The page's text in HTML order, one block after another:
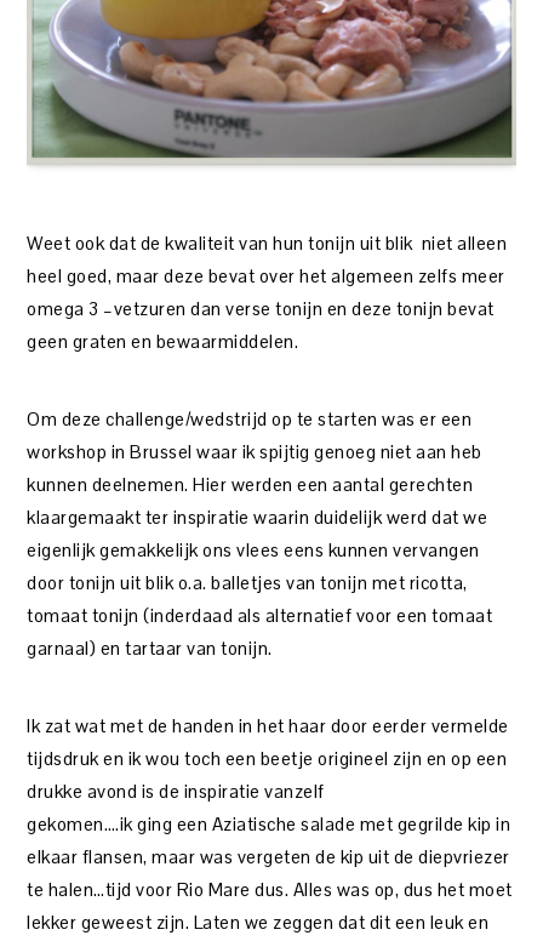
Weet ook dat de kwaliteit van hun tonijn uit blik niet alleen
heel goed, maar deze bevat over het algemeen zelfs meer
omega 3 –vetzuren dan verse tonijn en deze tonijn bevat
geen graten en bewaarmiddelen.
Om deze challenge/wedstrijd op te starten was er een
workshop in Brussel waar ik spijtig genoeg niet aan heb
kunnen deelnemen. Hier werden een aantal gerechten
klaargemaakt ter inspiratie waarin duidelijk werd dat we
eigenlijk gemakkelijk ons vlees eens kunnen vervangen
door tonijn uit blik o.a. balletjes van tonijn met ricotta,
tomaat tonijn (inderdaad als alternatief voor een tomaat
garnaal) en tartaar van tonijn.
Ik zat wat met de handen in het haar door eerder vermelde
tijdsdruk en ik wou toch een beetje origineel zijn en op een
drukke avond is de inspiratie vanzelf
gekomen….ik ging een Aziatische salade met gegrilde kip in
elkaar flansen, maar was vergeten de kip uit de diepvriezer
te halen…tijd voor Rio Mare dus. Alles was op, dus het moet
lekker geweest zijn. Laten we zeggen dat dit een leuk en